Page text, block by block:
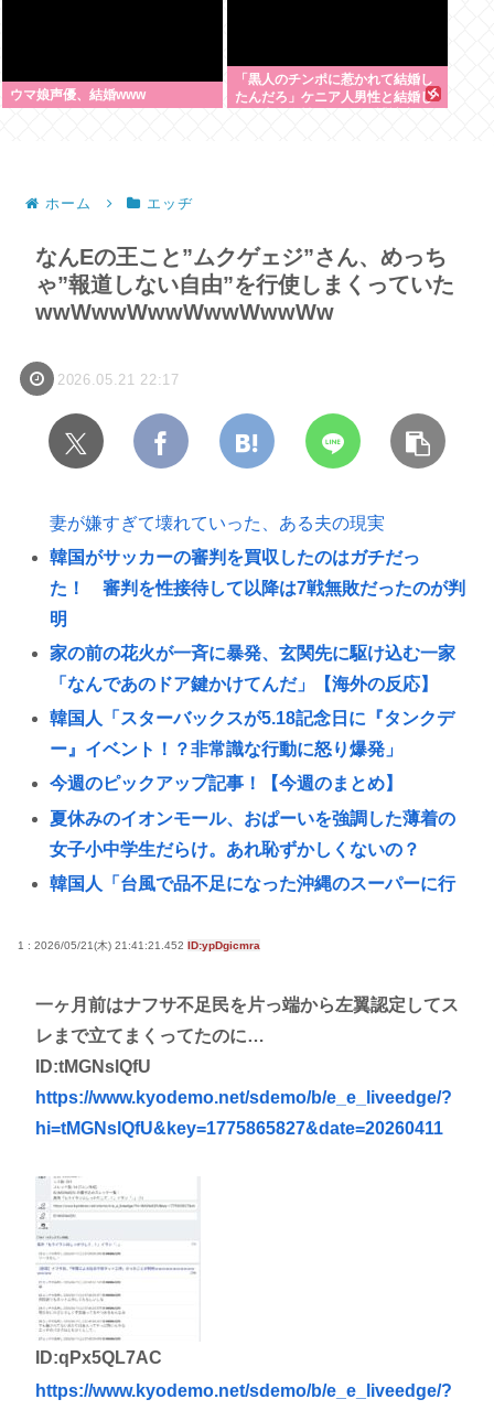
ウマ娘声優、結婚www
「黒人のチンポに惹かれて結婚し
たんだろ」ケニア人男性と結婚し
ホーム エッヂ
なんEの王こと”ムクゲェジ”さん、めっち
ゃ”報道しない自由”を行使しまくっていた
wwWwwWwwWwwWwwWw
2026.05.21 22:17
妻が嫌すぎて壊れていった、ある夫の現実
韓国がサッカーの審判を買収したのはガチだっ
た！ 審判を性接待して以降は7戦無敗だったのが判
明
家の前の花火が一斉に暴発、玄関先に駆け込む一家
「なんであのドア鍵かけてんだ」【海外の反応】
韓国人「スターバックスが5.18記念日に『タンクデ
ー』イベント！？非常識な行動に怒り爆発」
今週のピックアップ記事！【今週のまとめ】
夏休みのイオンモール、おぱーいを強調した薄着の
女子小中学生だらけ。あれ恥ずかしくないの？
韓国人「台風で品不足になった沖縄のスーパーに行
んです…
り返し約10万円弱😰
🇹🇭タイの学校で14歳少年が銃乱射😱祖父母と教師5
人などを殺し自殺😰
現役JK、違和感を感じだす「女批判する奴に限って
女でヌイてたりするから意味わからなくなってきた
台風13号は中国大陸に行ったけど、15号の予想進
路…なんだこれ？
高市早苗さん、憧れのバンドを官邸に招き、自身の
サイン入りドラム・スティックをプレゼントw
若くて美人なママと親友の淫らな行為内容を毎回聞
かされる「女神の加護を受けしママのサーガ」3巻 今
ガチで “ママ” ブーム来てるよな
1 : 2026/05/21(木) 21:41:21.452 ID:ypDgicmra
一ヶ月前はナフサ不足民を片っ端から左翼認定してス
レまで立てまくってたのに…
ID:tMGNslQfU
https://www.kyodemo.net/sdemo/b/e_e_liveedge/?
hi=tMGNslQfU&key=1775865827&date=20260411
ID:qPx5QL7AC
https://www.kyodemo.net/sdemo/b/e_e_liveedge/?